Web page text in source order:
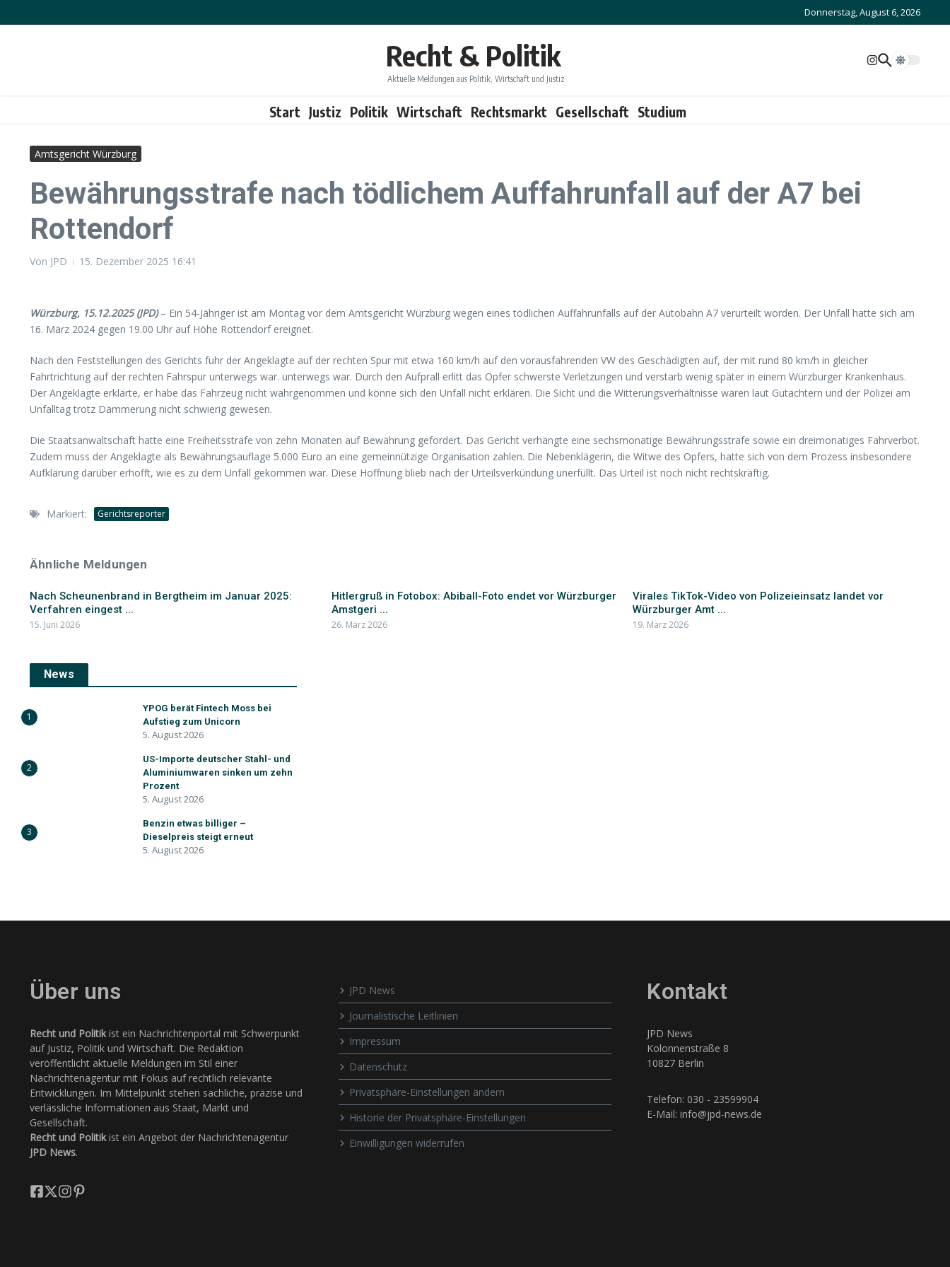
Donnerstag, August 6, 2026
Recht & Politik
Aktuelle Meldungen aus Politik, Wirtschaft und Justiz
Start Justiz Politik Wirtschaft Rechtsmarkt Gesellschaft Studium
Amtsgericht Würzburg
Bewährungsstrafe nach tödlichem Auffahrunfall auf der A7 bei
Rottendorf
Von JPD 15. Dezember 2025 16:41
Würzburg, 15.12.2025 (JPD)– Ein 54-Jähriger ist am Montag vor dem Amtsgericht Würzburg wegen eines tödlichen Auffahrunfalls auf der Autobahn A7 verurteilt worden. Der Unfall hatte sich am
16. März 2024 gegen 19.00 Uhr auf Höhe Rottendorf ereignet.
Nach den Feststellungen des Gerichts fuhr der Angeklagte auf der rechten Spur mit etwa 160 km/h auf den vorausfahrenden VW des Geschädigten auf, der mit rund 80 km/h in gleicher
Fahrtrichtung auf der rechten Fahrspur unterwegs war. unterwegs war. Durch den Aufprall erlitt das Opfer schwerste Verletzungen und verstarb wenig später in einem Würzburger Krankenhaus.
Der Angeklagte erklärte, er habe das Fahrzeug nicht wahrgenommen und könne sich den Unfall nicht erklären. Die Sicht und die Witterungsverhältnisse waren laut Gutachtern und der Polizei am
Unfalltag trotz Dämmerung nicht schwierig gewesen.
Die Staatsanwaltschaft hatte eine Freiheitsstrafe von zehn Monaten auf Bewährung gefordert. Das Gericht verhängte eine sechsmonatige Bewährungsstrafe sowie ein dreimonatiges Fahrverbot.
Zudem muss der Angeklagte als Bewährungsauflage 5.000 Euro an eine gemeinnützige Organisation zahlen. Die Nebenklägerin, die Witwe des Opfers, hatte sich von dem Prozess insbesondere
Aufklärung darüber erhofft, wie es zu dem Unfall gekommen war. Diese Hoffnung blieb nach der Urteilsverkündung unerfüllt. Das Urteil ist noch nicht rechtskräftig.
Markiert: Gerichtsreporter
Ähnliche Meldungen
Nach Scheunenbrand in Bergtheim im Januar 2025:
Verfahren eingest ...
15. Juni 2026
Hitlergruß in Fotobox: Abiball-Foto endet vor Würzburger
Amstgeri ...
26. März 2026
Virales TikTok-Video von Polizeieinsatz landet vor
Würzburger Amt ...
19. März 2026
News
1
YPOG berät Fintech Moss bei
Aufstieg zum Unicorn
5. August 2026
2
US-Importe deutscher Stahl- und
Aluminiumwaren sinken um zehn
Prozent
5. August 2026
3
Benzin etwas billiger –
Dieselpreis steigt erneut
5. August 2026
Über uns
Recht und Politikist ein Nachrichtenportal mit Schwerpunkt
auf Justiz, Politik und Wirtschaft. Die Redaktion
veröffentlicht aktuelle Meldungen im Stil einer
Nachrichtenagentur mit Fokus auf rechtlich relevante
Entwicklungen. Im Mittelpunkt stehen sachliche, präzise und
verlässliche Informationen aus Staat, Markt und
Gesellschaft.
Recht und Politikist ein Angebot der Nachrichtenagentur
JPD News.
JPD News
Journalistische Leitlinien
Impressum
Datenschutz
Privatsphäre-Einstellungen ändern
Historie der Privatsphäre-Einstellungen
Einwilligungen widerrufen
Kontakt
JPD News
Kolonnenstraße 8
10827 Berlin
Telefon: 030 - 23599904
E-Mail: info@jpd-news.de